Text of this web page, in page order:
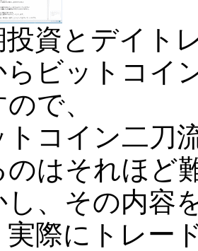
投資とデイト
らビットコイ
で、
トコイン二刀
のはそれほど
し、その内容
実際にトレー